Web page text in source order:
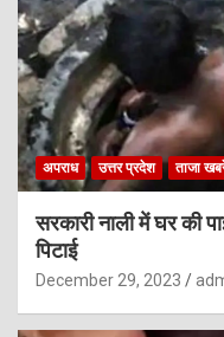
अपराध उत्तर प्रदेश ताजा
सरकारी नाली में घर की
पिटाई
December 29, 2023